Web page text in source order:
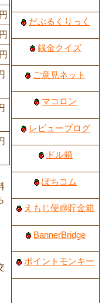
だぶるくりっく
銭金クイズ
ご意見ネット
マコロン
レビューブログ
ドル箱
ぽちコム
えもじ便@貯金箱
BannerBridge
ポイントモンキー